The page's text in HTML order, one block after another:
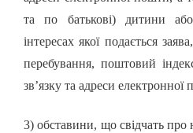
та по батькові) дитини
інтересах якої подається
перебування, поштовий
зв’язку та адреси електронної
3) обставини, що свідчать про